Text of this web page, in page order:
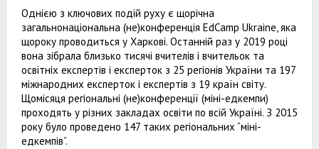
Однією з ключових подій руху є щорічна
загальнонаціональна (не)конференція EdCamp Ukraine, яка
щороку проводиться у Харкові. Останній раз у 2019 році
вона зібрала близько тисячі вчителів і вчительок та
освітніх експертів і експерток з 25 регіонів України та 197
міжнародних експерток і експертів з 19 країн світу.
Щомісяця регіональні (не)конференції (міні-едкемпи)
проходять у різних закладах освіти по всій Україні. З 2015
року було проведено 147 таких регіональних “міні-
едкемпів”.